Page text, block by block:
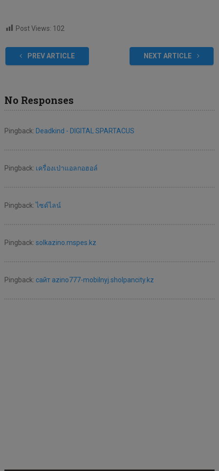
Post Views: 102
PREV ARTICLE NEXT ARTICLE
No Responses
Pingback: Deadkind - DIGITAL SPARTACUS
Pingback: เครื่องเป่าแอลกอฮอล์
Pingback:ไซด์ไลน์
Pingback: solkazino.mspes.kz
Pingback: сайт azino777-mobilnyj.sholpancity.kz